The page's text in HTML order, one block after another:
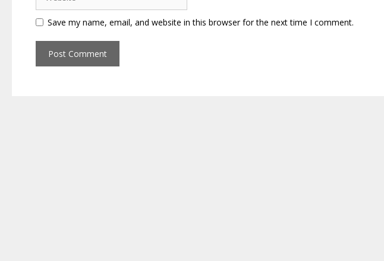
Save my name, email, and website in this browser for the next time I comment.